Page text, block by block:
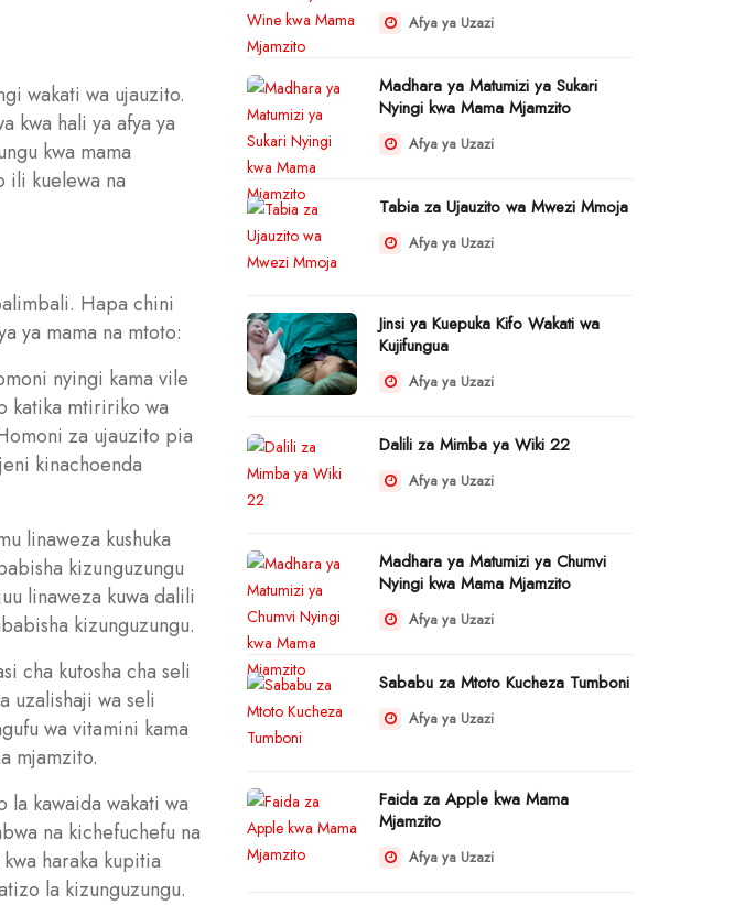
wakati wa ujauzito.
kwa hali ya afya ya
kwa mama
ili kuelewa na
Hapa chini
ya mama na mtoto:
nyingi kama vile
katika mtiririko wa
za ujauzito pia
kinachoenda
linaweza kushuka
kizunguzungu
linaweza kuwa dalili
kizunguzungu.
cha kutosha cha seli
uzalishaji wa seli
wa vitamini kama
mjamzito.
la kawaida wakati wa
na kichefuchefu na
haraka kupitia
la kizunguzungu.
Afya ya Uzazi
Madhara ya Matumizi ya Sukari
Nyingi kwa Mama Mjamzito
Afya ya Uzazi
Tabia za Ujauzito wa Mwezi Mmoja
Afya ya Uzazi
Jinsi ya Kuepuka Kifo Wakati wa
Kujifungua
Afya ya Uzazi
Dalili za Mimba ya Wiki 22
Afya ya Uzazi
Madhara ya Matumizi ya Chumvi
Nyingi kwa Mama Mjamzito
Afya ya Uzazi
Sababu za Mtoto Kucheza Tumboni
Afya ya Uzazi
Faida za Apple kwa Mama
Mjamzito
Afya ya Uzazi